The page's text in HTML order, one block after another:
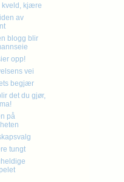
kveld, kjære
av
blogg blir
opp!
vei
begjær
det du gjør,
på
tungt